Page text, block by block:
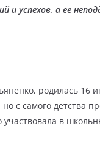
и успехов, а ее
родилась 16
с самого детства
в